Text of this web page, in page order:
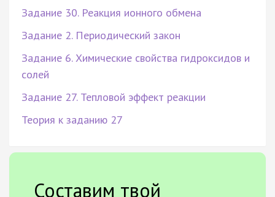
Задание 30. Реакция ионного обмена
Задание 2. Периодический закон
Задание 6. Химические свойства гидроксидов и
солей
Задание 27. Тепловой эффект реакции
Теория к заданию 27
Составим твой